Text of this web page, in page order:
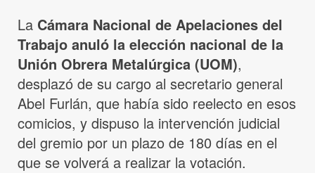
La Cámara Nacional de Apelaciones del
Trabajo anuló la elección nacional de la
Unión Obrera Metalúrgica (UOM),
desplazó de su cargo al secretario general
Abel Furlán, que había sido reelecto en esos
comicios, y dispuso la intervención judicial
del gremio por un plazo de 180 días en el
que se volverá a realizar la votación.